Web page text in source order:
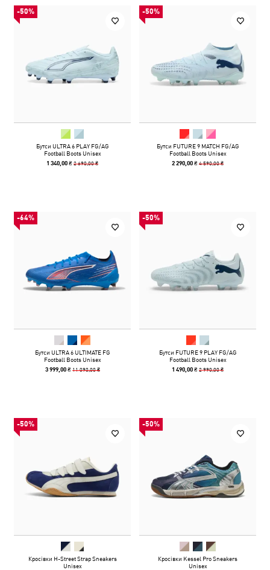
-50%
Бутси ULTRA 6 PLAY FG/AG
Football Boots Unisex
1 340,00 ₴2 690,00 ₴
-50%
Бутси FUTURE 9 MATCH FG/AG
Football Boots Unisex
2 290,00 ₴4 590,00 ₴
-64%
Бутси ULTRA 6 ULTIMATE FG
Football Boots Unisex
3 999,00 ₴ 11 090,00 ₴
-50%
Бутси FUTURE 9 PLAY FG/AG
Football Boots Unisex
1 490,00 ₴2 990,00 ₴
-50%
Кросівки H-Street Strap Sneakers
Unisex
-50%
Кросівки Kessel Pro Sneakers
Unisex